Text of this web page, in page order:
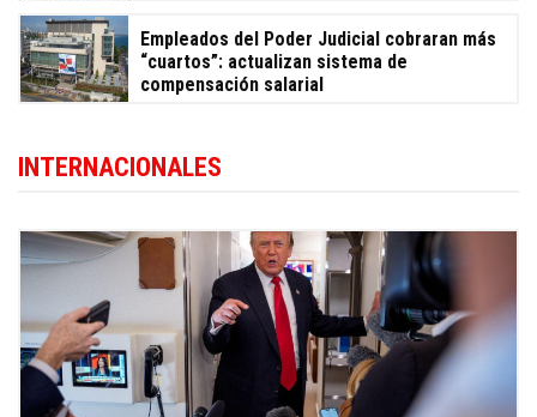
Empleados del Poder Judicial cobraran más
“cuartos”: actualizan sistema de
compensación salarial
INTERNACIONALES